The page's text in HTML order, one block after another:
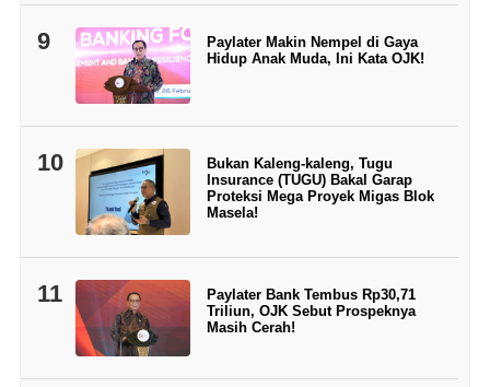
9
Paylater Makin Nempel di Gaya
Hidup Anak Muda, Ini Kata OJK!
10
Bukan Kaleng-kaleng, Tugu
Insurance (TUGU) Bakal Garap
Proteksi Mega Proyek Migas Blok
Masela!
11
Paylater Bank Tembus Rp30,71
Triliun, OJK Sebut Prospeknya
Masih Cerah!